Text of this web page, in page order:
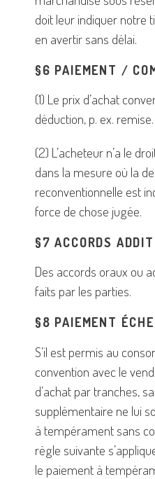
doit leur indiquer notre
en avertir sans délai.
§6 PAIEMENT /
(1) Le prix d’achat
déduction, p. ex. remise.
(2) L’acheteur n’a le
dans la mesure où la
reconventionnelle est
force de chose jugée.
§7 ACCORDS
Des accords oraux ou
faits par les parties.
§8 PAIEMENT
S’il est permis au
convention avec le
d’achat par tranches,
supplémentaire ne lui
à tempérament sans
règle suivante
le paiement à